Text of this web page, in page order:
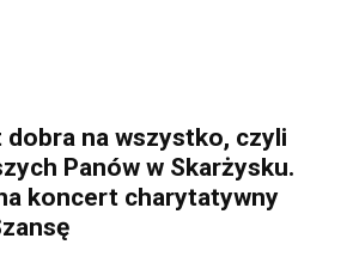
na wszystko, czyli
Panów w Skarżysku.
koncert charytatywny